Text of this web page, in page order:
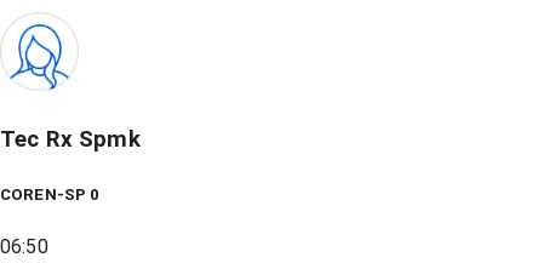
Tec Rx Spmk
COREN-SP 0
06:50